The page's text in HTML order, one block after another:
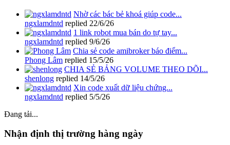
Nhờ các bác bẻ khoá giúp code...
ngxlamdntd replied 22/6/26
1 link robot mua bán do tự tay...
ngxlamdntd replied 9/6/26
Chia sẻ code amibroker báo điểm...
Phong Lâm replied 15/5/26
CHIA SẺ BẢNG VOLUME THEO DÕI...
shenlong replied 14/5/26
Xin code xuất dữ liệu chứng...
ngxlamdntd replied 5/5/26
Đang tải...
Nhận định thị trường hàng ngày